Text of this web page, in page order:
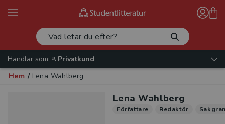
Handlar som:
Privatkund
Hem / Lena Wahlberg
Lena Wahlberg
Författare Redaktör